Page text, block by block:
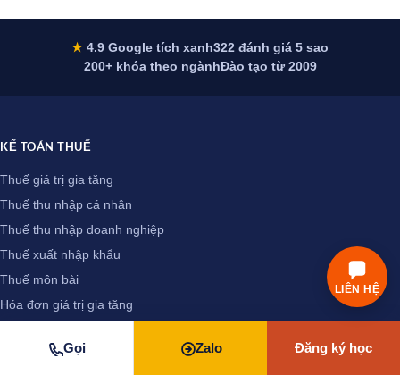
★ 4.9 Google tích xanh322 đánh giá 5 sao
200+ khóa theo ngànhĐào tạo từ 2009
KẾ TOÁN THUẾ
Thuế giá trị gia tăng
Thuế thu nhập cá nhân
Thuế thu nhập doanh nghiệp
Thuế xuất nhập khẩu
Thuế môn bài
Hóa đơn giá trị gia tăng
Thuế nhà thầu
Gọi Zalo Đăng ký học
LIÊN HỆ